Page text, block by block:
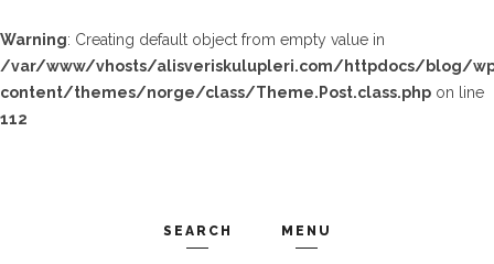
Warning: Creating default object from empty value in
/var/www/vhosts/alisveriskulupleri.com/httpdocs/blog/
content/themes/norge/class/Theme.Post.class.php on line
112
SEARCH MENU